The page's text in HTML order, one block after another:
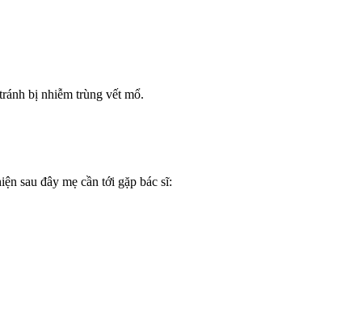
bị nhiễm trùng vết mổ.
sau đây mẹ cần tới gặp bác sĩ: